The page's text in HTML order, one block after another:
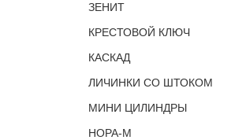
ЗЕНИТ
КРЕСТОВОЙ КЛЮЧ
КАСКАД
ЛИЧИНКИ СО ШТОКОМ
МИНИ ЦИЛИНДРЫ
НОРА-М